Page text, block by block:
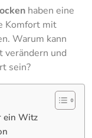
haben eine
Komfort mit
Warum kann
verändern und
sein?
ein Witz